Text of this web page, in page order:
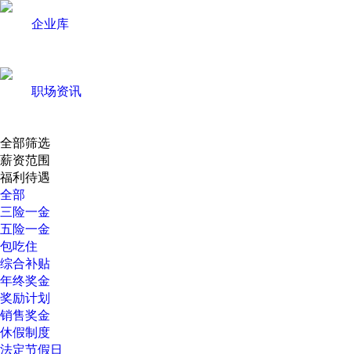
企业库
职场资讯
全部筛选
薪资范围
福利待遇
全部
三险一金
五险一金
包吃住
综合补贴
年终奖金
奖励计划
销售奖金
休假制度
法定节假日